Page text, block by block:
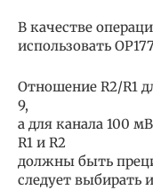
В качестве
использовать
Отношение R2/R1
9,
а для канала 100
R1 и R2
должны быть
следует выбирать